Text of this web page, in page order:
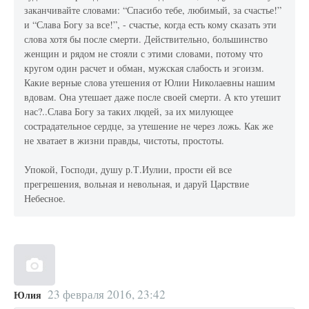
заканчивайте словами: “Спасибо тебе, любимый, за счастье!”
и “Слава Богу за все!”, - счастье, когда есть кому сказать эти
слова хотя бы после смерти. Действительно, большинство
женщин и рядом не стояли с этими словами, потому что
кругом один расчет и обман, мужская слабость и эгоизм.
Какие верные слова утешения от Юлии Николаевны нашим
вдовам. Она утешает даже после своей смерти. А кто утешит
нас?..Слава Богу за таких людей, за их милующее
сострадательное сердце, за утешение не через ложь. Как же
не хватает в жизни правды, чистоты, простоты.
Упокой, Господи, душу р.Т.Иулии, прости ей все
прегрешения, вольная и невольная, и даруй Царствие
Небесное.
Юлия 23 февраля 2016, 23:42